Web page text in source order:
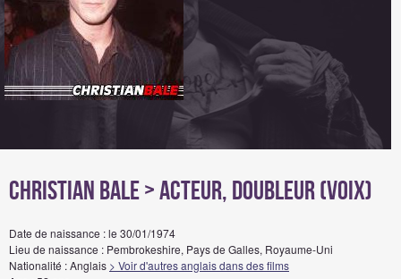
Christian Bale> Acteur, Doubleur (voix)
Date de naissance : le 30/01/1974
Lieu de naissance : Pembrokeshire, Pays de Galles, Royaume-Uni
Nationalité : Anglais > Voir d'autres anglais dans des films